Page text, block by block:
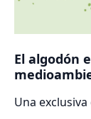
El algodón
Una